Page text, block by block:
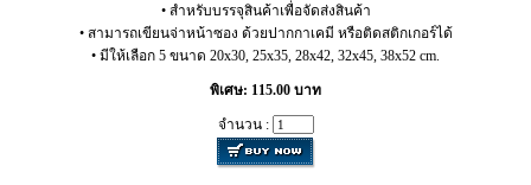
• สำหรับบรรจุสินค้าเพื่อจัดส่งสินค้า
• สามารถเขียนจ่าหน้าซอง ด้วยปากกาเคมี หรือติดสติกเกอร์ได้
• มีให้เลือก 5 ขนาด 20x30, 25x35, 28x42, 32x45, 38x52 cm.
พิเศษ: 115.00 บาท
จำนวน :